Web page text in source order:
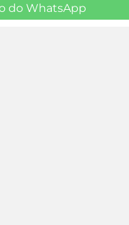
do WhatsApp